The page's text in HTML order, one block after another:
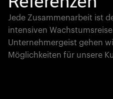
Jede Zusammenarbeit ist
intensiven
Unternehmergeist gehen
Möglichkeiten für unsere